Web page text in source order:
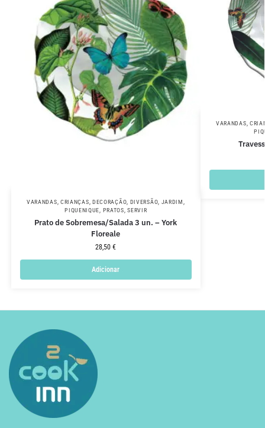
VARANDAS CRIANÇAS DECORAÇÃO DIVERSÃO JARDIM
PIQUENIQUE
PRATOS ,SERVIR
Prato de Sobremesa/Salada 3 un. – York
Floreale
28,50€
Adicionar
VARANDAS